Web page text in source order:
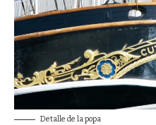
Detalle de la popa